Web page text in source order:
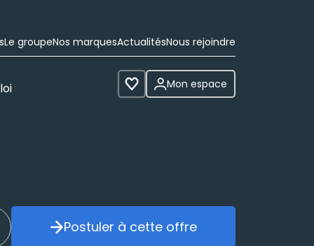
Le groupeNos marquesActualitésNous rejoindre
Voir les favoris
Mon espace
mon alerte Postuler à cette offre
Postuler à cette offre